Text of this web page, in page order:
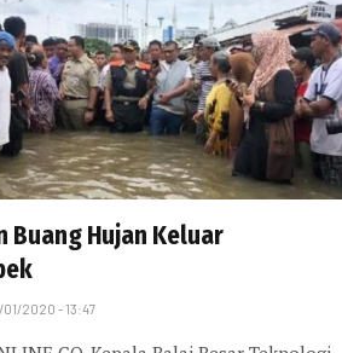
Buang Hujan Keluar
2020 - 13:47